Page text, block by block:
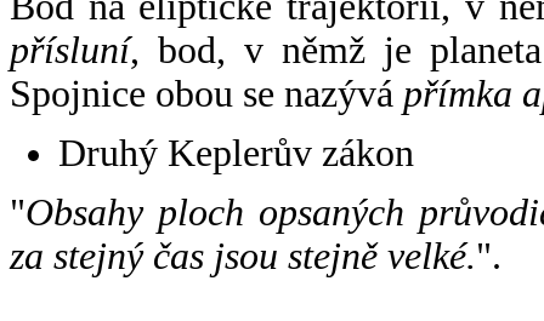
přísluní, bod, v němž je
Spojnice obou se nazývá přímka
Druhý Keplerův zákon
"Obsahy ploch opsaných
za stejný čas jsou stejně velké.".